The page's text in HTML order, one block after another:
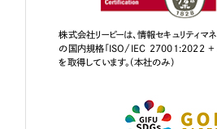
株式会社リーピーは、情報セキュリティマネ
の国内規格「ISO/IEC 27001:2022 +
を取得しています。（本社のみ）